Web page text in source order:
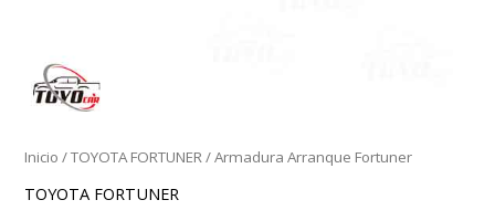
Inicio /TOYOTA FORTUNER/ Armadura Arranque Fortuner
TOYOTA FORTUNER